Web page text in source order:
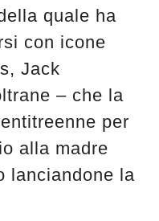
quale ha
con icone
Jack
– che la
per
alla madre
lanciandone la